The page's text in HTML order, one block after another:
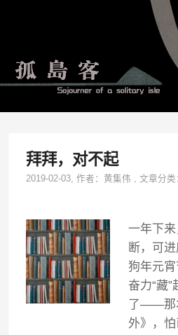
拜拜，对不起
2019-02-03, 作者：黄集伟 ,文章分类
一年下
断，可进
狗年元
奋力“藏”
了——
外》，